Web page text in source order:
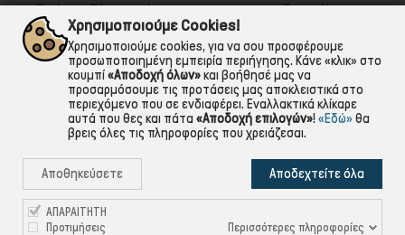
Τρόποι Πληρωμής
αντικαταβολή,κάρτα,τραπεζική
E-mail
Χρησιμοποιούμε Cookies!
Χρησιμοποιούμε cookies, για να σου προσφέρουμε
προσωποποιημένη εμπειρία περιήγησης. Κάνε «κλικ» στο
κουμπί«Αποδοχή όλων»και βοήθησέ μας να
προσαρμόσουμε τις προτάσεις μας αποκλειστικά στο
περιεχόμενο που σε ενδιαφέρει. Εναλλακτικά κλίκαρε
αυτά που θες και πάτα «Αποδοχή επιλογών»! «Εδώ» θα
βρεις όλες τις πληροφορίες που χρειάζεσαι.
Αποθηκεύσετε Αποδεχτείτε όλα
ΑΠΑΡΑΙΤΗΤΗ
Προτιμήσεις
Περισσότερες πληροφορίες